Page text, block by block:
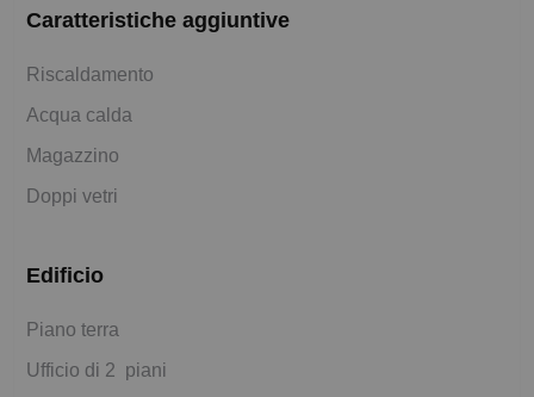
Caratteristiche aggiuntive
Riscaldamento
Acqua calda
Magazzino
Doppi vetri
Edificio
Piano terra
Ufficio di 2 piani